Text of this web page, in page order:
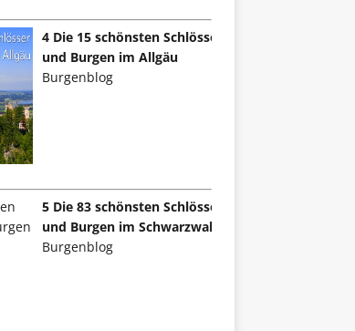
4 Die 15 schönsten Schlösser
und Burgen im Allgäu
Burgenblog
5 Die 83 schönsten Schlösser
und Burgen im Schwarzwald
Burgenblog